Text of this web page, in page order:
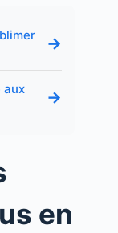
→
aux
→
en